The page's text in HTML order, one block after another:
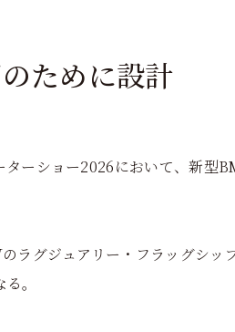
ために設計
ターショー2026において、新型
ラグジュアリー・フラッグシ
。